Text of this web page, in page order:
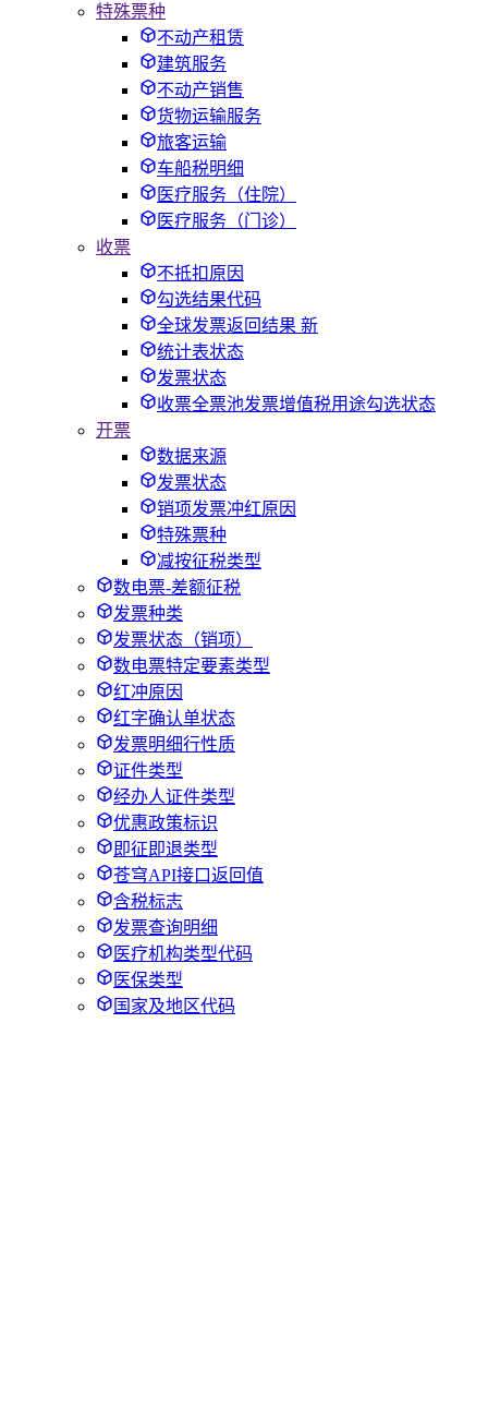
特殊票种
不动产租赁
建筑服务
不动产销售
货物运输服务
旅客运输
车船税明细
医疗服务（住院）
医疗服务（门诊）
收票
不抵扣原因
勾选结果代码
全球发票返回结果 新
统计表状态
发票状态
收票全票池发票增值税用途勾选状态
开票
数据来源
发票状态
销项发票冲红原因
特殊票种
减按征税类型
数电票-差额征税
发票种类
发票状态（销项）
数电票特定要素类型
红冲原因
红字确认单状态
发票明细行性质
证件类型
经办人证件类型
优惠政策标识
即征即退类型
苍穹API接口返回值
含税标志
发票查询明细
医疗机构类型代码
医保类型
国家及地区代码